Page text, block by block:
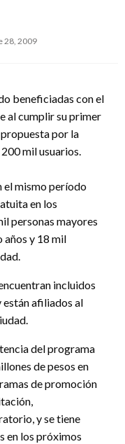
28, 2009
beneficiadas con el
al cumplir su primer
por la
mil usuarios.
el mismo período
en los
personas mayores
años y 18 mil
incluidos
están afiliados al
del programa
de pesos en
de promoción
y se tiene
en los próximos